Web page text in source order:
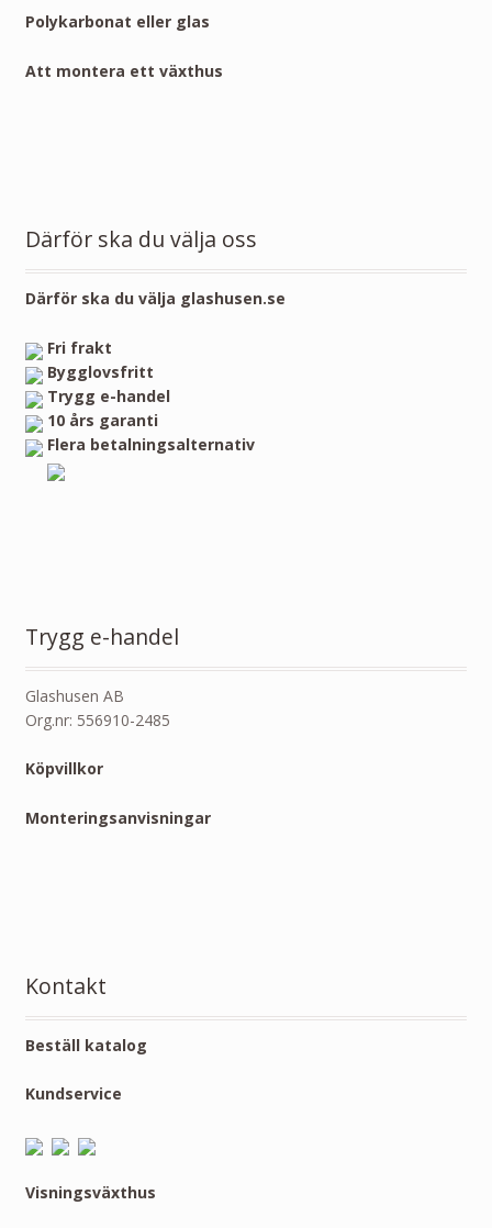
Polykarbonat eller glas
Att montera ett växthus
Därför ska du välja oss
Därför ska du välja glashusen.se
Fri frakt
Bygglovsfritt
Trygg e-handel
10 års garanti
Flera betalningsalternativ
Trygg e-handel
Glashusen AB
Org.nr: 556910-2485
Köpvillkor
Monteringsanvisningar
Kontakt
Beställ katalog
Kundservice
Visningsväxthus